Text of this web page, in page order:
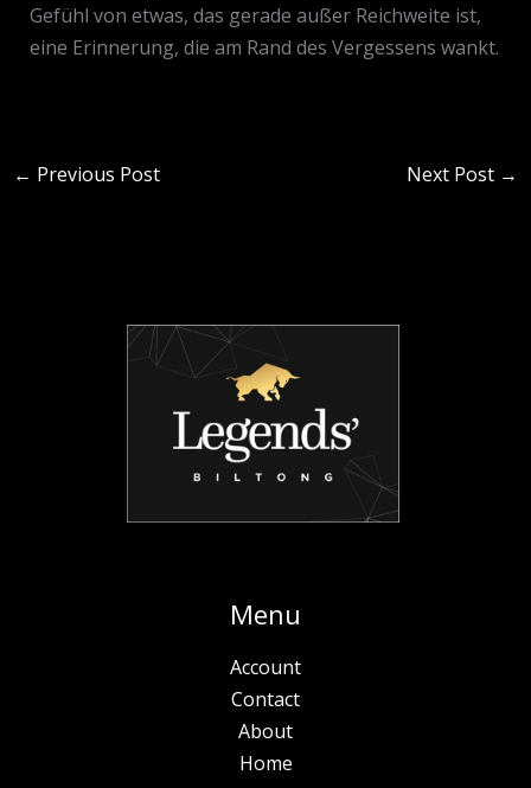
Gefühl von etwas, das gerade außer Reichweite ist,
eine Erinnerung, die am Rand des Vergessens wankt.
← Previous Post Next Post →
Menu
Account
Contact
About
Home